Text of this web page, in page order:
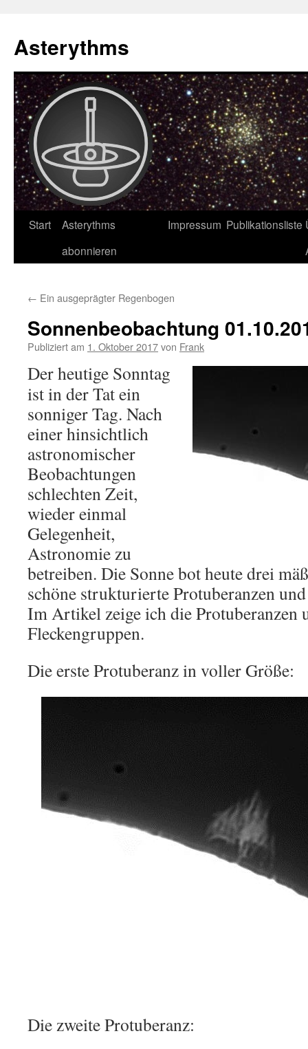
Asterythms
Zum
Start
Asterythms
abonnieren
Impressum Publikationsliste
← Ein ausgeprägter Regenbogen
Sonnenbeobachtung
Publiziert am 1. Oktober 2017von Frank
Der heutige Sonntag
ist in der Tat ein
sonniger Tag. Nach
einer hinsichtlich
astronomischer
Beobachtungen
schlechten Zeit,
wieder einmal
Gelegenheit,
Astronomie zu
betreiben. Die Sonne bot heute drei
schöne strukturierte Protuberanzen
Im Artikel zeige ich die Protuberanzen
Fleckengruppen.
Die erste Protuberanz in voller Größe:
Die zweite Protuberanz: